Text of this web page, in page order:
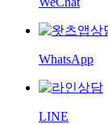
WhatsApp
LINE